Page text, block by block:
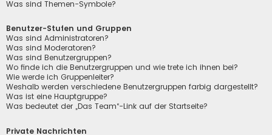
Was sind Themen-Symbole?
Benutzer-Stufen und Gruppen
Was sind Administratoren?
Was sind Moderatoren?
Was sind Benutzergruppen?
Wo finde ich die Benutzergruppen und wie trete ich ihnen bei?
Wie werde ich Gruppenleiter?
Weshalb werden verschiedene Benutzergruppen farbig dargestellt?
Was ist eine Hauptgruppe?
Was bedeutet der „Das Team“-Link auf der Startseite?
Private Nachrichten